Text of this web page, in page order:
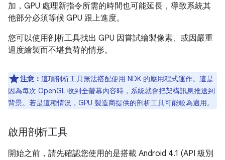
加，GPU 處理新指令所需的時間也可能延長，導致系統其
他部分必須等候 GPU 跟上進度。
您可以使用剖析工具找出 GPU 因嘗試繪製像素、或因嚴重
過度繪製而不堪負荷的情形。
注意： 這項剖析工具無法搭配使用 NDK 的應用程式運作。這是
因為每次 OpenGL 收到全螢幕內容時，系統就會把架構訊息推送到
背景。若是這種情況，GPU 製造商提供的剖析工具可能較為適用。
啟用剖析工具
開始之前，請先確認您使用的是搭載 Android 4.1 (API 級別